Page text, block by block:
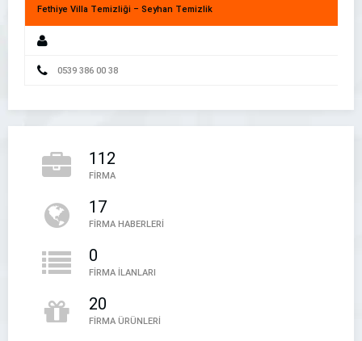
Fethiye Villa Temizliği – Seyhan Temizlik
0539 386 00 38
Bu Firma – Firma Rehberi
Bu Firma
05394497888
112
FİRMA
17
FİRMA HABERLERİ
0
FİRMA İLANLARI
20
FİRMA ÜRÜNLERİ